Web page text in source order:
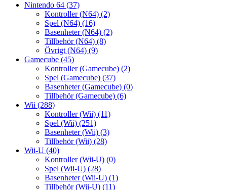
Nintendo 64 (37)
Kontroller (N64) (2)
Spel (N64) (16)
Basenheter (N64) (2)
Tillbehör (N64) (8)
Övrigt (N64) (9)
Gamecube (45)
Kontroller (Gamecube) (2)
Spel (Gamecube) (37)
Basenheter (Gamecube) (0)
Tillbehör (Gamecube) (6)
Wii (288)
Kontroller (Wii) (11)
Spel (Wii) (251)
Basenheter (Wii) (3)
Tillbehör (Wii) (28)
Wii-U (40)
Kontroller (Wii-U) (0)
Spel (Wii-U) (28)
Basenheter (Wii-U) (1)
Tillbehör (Wii-U) (11)